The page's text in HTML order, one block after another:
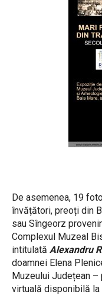
De asemenea, 19
învățători, preoți din
sau Sîngeorz
Complexul Muzeal
intitulată Alexandru
doamnei Elena
Muzeului Județean
virtuală disponibilă la